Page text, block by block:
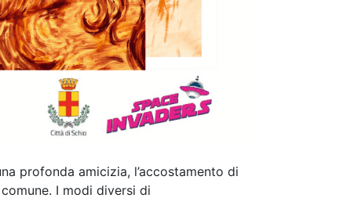
profonda amicizia, l’accostamento di
I modi diversi di